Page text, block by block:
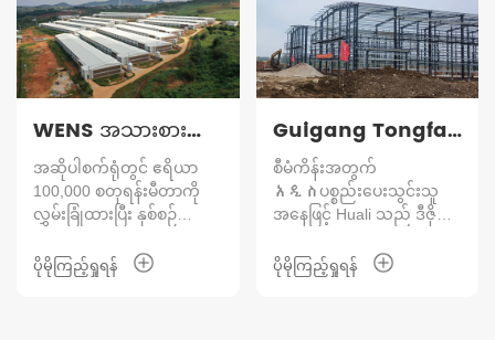
WENS အသားစား
ကြက်နှစ်ထပ်အလွှာ
ကြမ်းပြင်မွေးမြူခြင်း
ပရောဂျက်
အဆိုပါစက်ရုံတွင် ဧရိယာ
100,000 စတုရန်းမီတာကို
လွှမ်းခြုံထားပြီး နှစ်စဉ်
မည့် အဆောက်အဦ 21 ခု
ပိုမိုကြည့်ရှုရန်
Guigang Tongfa
ငှက် ၃.၆ သန်း -
ငှက်မွေးမြူရေး
ကွင်းဆက် စီမံကိန်း
စီမံကိန်းအတွက်
አዲስပစ္စည်းပေးသွင်းသူ
အနေဖြင့် Huali သည် ဒီဇိုင်း၊
အကောင်အထည်ဖော်ခြင်းနှင့်
ပိုမိုကြည့်ရှုရန်